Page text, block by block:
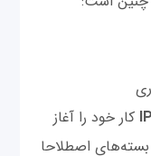
کار خود را آغاز
اصطلاحا